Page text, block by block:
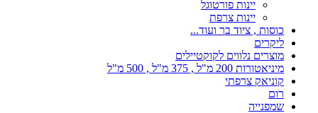
יינות פורטוגל
יינות צרפת
כוסות , ציוד בר ועוד...
ליקרים
מוצרים נלווים לקוקטיילים
מיניאטורות 200 מ"ל , 375 מ"ל , 500 מ"ל
קוניאק צרפתי
רום
שמפנייה